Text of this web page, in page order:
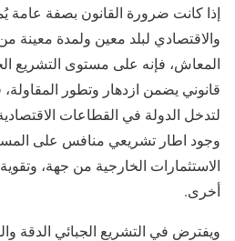
إذا كانت ضرورة القانون بصفة عامة
والاقتصادي لبلد معين ولمدة معينة
المعاش، فإنه على مستوى التشريع
قانوني يضمن ازدهار وتطور
لتدخل الدولة في القطاعات
وجود اطار تشريعي منافس على
الاستثمارات الخارجية من جهة،
أخرى.
ويفترض في التشريع الجبائي الدقة